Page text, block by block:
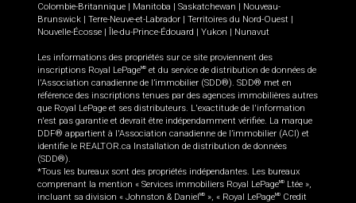
Colombie-Britannique | Manitoba | Saskatchewan | Nouveau-
Brunswick | Terre-Neuve-et-Labrador | Territoires du Nord-Ouest |
Nouvelle-Écosse | Île-du-Prince-Édouard | Yukon | Nunavut
Les informations des propriétés sur ce site proviennent des
inscriptions Royal LePageMD et du service de distribution de données de
l'Association canadienne de l’immobilier (SDD®). SDD® met en
référence des inscriptions tenues par des agences immobilières autres
que Royal LePage et ses distributeurs. L'exactitude de l'information
n'est pas garantie et devrait être indépendamment vérifiée. La marque
DDF® appartient à l'Association canadienne de l’immobilier (ACI) et
identifie le REALTOR.ca Installation de distribution de données
(SDD®).
*Tous les bureaux sont des propriétés indépendantes. Les bureaux
comprenant la mention « Services immobiliers Royal LePageMD
Ltée »,
incluant sa division « Johnston & DanielMD », « Royal LePageMD
Credit